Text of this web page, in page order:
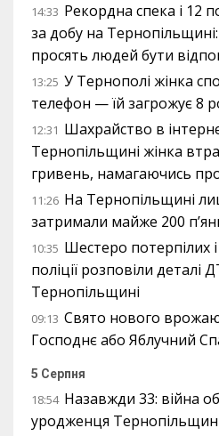
14:33 Рекордна спека і 12
за добу на
просять людей бути
13:25 У Тернополі жінка
телефон — їй загрожує 8
12:31 Шахрайство в
Тернопільщині жінка
гривень, намагаючись
11:26 На Тернопільщині
затримали майже 200
10:35 Шестеро потерпілих
поліції розповіли деталі
Тернопільщині
09:13 Свято нового
Господнє або Яблучний
5 Серпня
18:54 Назавжди 33: війна
уродженця